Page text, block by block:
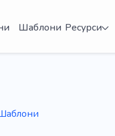
Шаблони Ресурси